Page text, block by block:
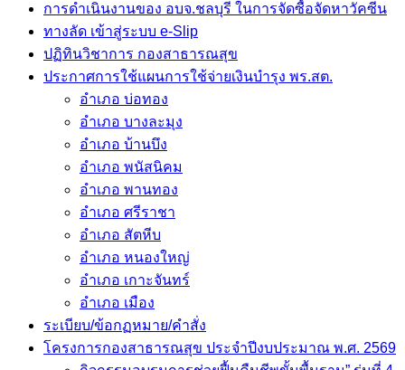
การดำเนินงานของ อบจ.ชลบุรี ในการจัดซื้อจัดหาวัคซีน
ทางลัด เข้าสู่ระบบ e-Slip
ปฏิทินวิชาการ กองสาธารณสุข
ประกาศการใช้แผนการใช้จ่ายเงินบำรุง พร.สต.
อำเภอ บ่อทอง
อำเภอ บางละมุง
อำเภอ บ้านบึง
อำเภอ พนัสนิคม
อำเภอ พานทอง
อำเภอ ศรีราชา
อำเภอ สัตหีบ
อำเภอ หนองใหญ่
อำเภอ เกาะจันทร์
อำเภอ เมือง
ระเบียบ/ข้อกฏหมาย/คำสั่ง
โครงการกองสาธารณสุข ประจำปีงบประมาณ พ.ศ. 2569